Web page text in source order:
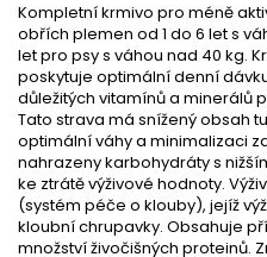
Kompletní krmivo pro méně
obřích plemen od 1 do 6 let s
let pro psy s váhou nad 40 kg.
poskytuje optimální denní
důležitých vitamínů a minerálů
Tato strava má snížený obsah
optimální váhy a minimalizaci
nahrazeny karbohydráty s
ke ztrátě výživové hodnoty.
(systém péče o klouby), jejíž
kloubní chrupavky. Obsahuje
množství živočišných proteinů.